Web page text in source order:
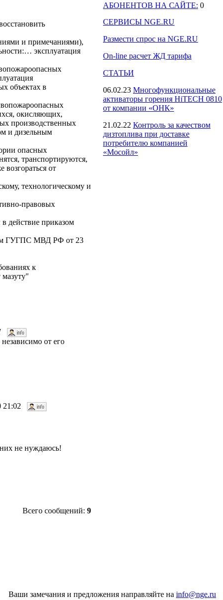
и примечаниями),
эксплуатация
объектах в
окисляющих,
производственных
и дизельным
опасных
транспортируются,
от
технологическому и
правовых
действие приказом
ГУГПС МВД РФ от 23
к
от его
21:02
не нуждаюсь!
Всего сообщений: 9
АБОНЕНТОВ НА САЙТЕ: 0
СЕРВИСЫ NGE.RU
Размести спрос на NGE.RU
On-line расчет ЖД тарифа
СТАТЬИ
06.02.23 Многофункциональные
активаторы горения HiTECH 0810
от компании «ОНК»
21.02.22 Контроль за качеством
дизтоплива при доставке
потребителю компанией
«Мосойл»
Ваши замечания и предложения направляйте на info@nge.ru